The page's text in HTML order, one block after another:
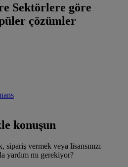
Sektörlere göre
çözümler
konuşun
sipariş vermek veya lisansınızı
yardım mı gerekiyor?